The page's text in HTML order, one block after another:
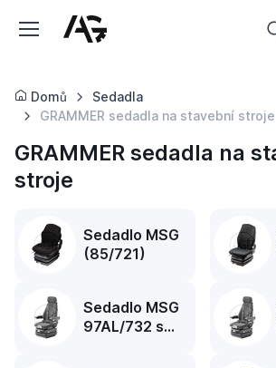
Domů
Sedadla
GRAMMER sedadla na stavební stroje
GRAMMER sedadla na
stroje
Sedadlo MSG
(85/721)
Sedadlo MSG
97AL/732 s